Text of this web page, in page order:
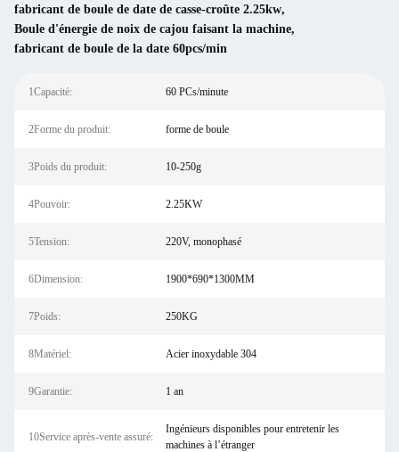
fabricant de boule de date de casse-croûte 2.25kw,
Boule d'énergie de noix de cajou faisant la machine,
fabricant de boule de la date 60pcs/min
1Capacité: 60 PCs/minute
2Forme du produit: forme de boule
3Poids du produit: 10-250g
4Pouvoir: 2.25KW
5Tension: 220V, monophasé
6Dimension: 1900*690*1300MM
7Poids: 250KG
8Matériel: Acier inoxydable 304
9Garantie: 1 an
10Service après-vente assuré:
Ingénieurs disponibles pour entretenir les
machines à l’étranger